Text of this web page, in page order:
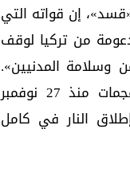
إن قواته التي
من تركيا لوقف
وسلامة المدنيين».
وأضاف «سيتم إخراج مقاتلي مجلس منبج العسكري، الذين يقاومون الهجمات منذ 27 نوفمبر
النار في كامل